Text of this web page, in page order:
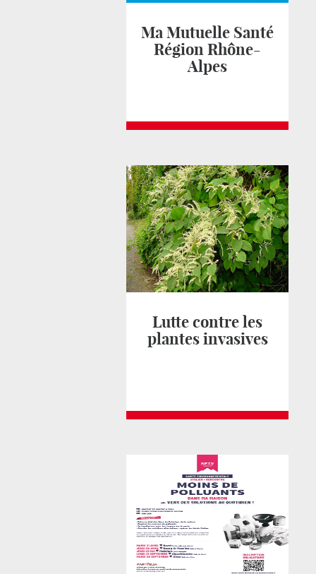
Ma Mutuelle Santé
Région Rhône-
Alpes
Lutte contre les
plantes invasives